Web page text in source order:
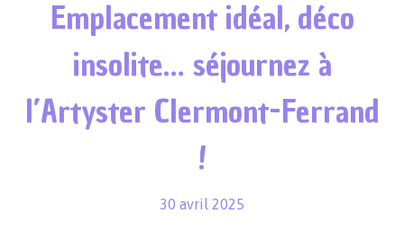
Emplacement idéal, déco
insolite… séjournez à
l’Artyster Clermont-Ferrand
!
30 avril 2025